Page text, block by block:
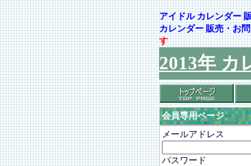
アイドル カレンダー
カレンダー 販売・お
す
2013年 カ
会員専用ページ
メールアドレス
パスワード